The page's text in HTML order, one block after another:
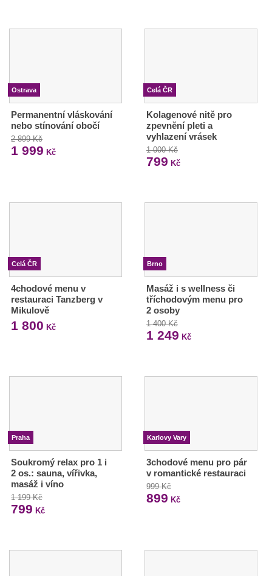
Ostrava
Permanentní vláskování
nebo stínování obočí
2 899 Kč
1 999 Kč
Celá ČR
Kolagenové nitě pro
zpevnění pleti a
vyhlazení vrásek
1 000 Kč
799 Kč
Celá ČR
4chodové menu v
restauraci Tanzberg v
Mikulově
1 800 Kč
Brno
Masáž i s wellness či
tříchodovým menu pro
2 osoby
1 400 Kč
1 249 Kč
Praha
Soukromý relax pro 1 i
2 os.: sauna, vířivka,
masáž i víno
1 199 Kč
799 Kč
Karlovy Vary
3chodové menu pro pár
v romantické restauraci
999 Kč
899 Kč